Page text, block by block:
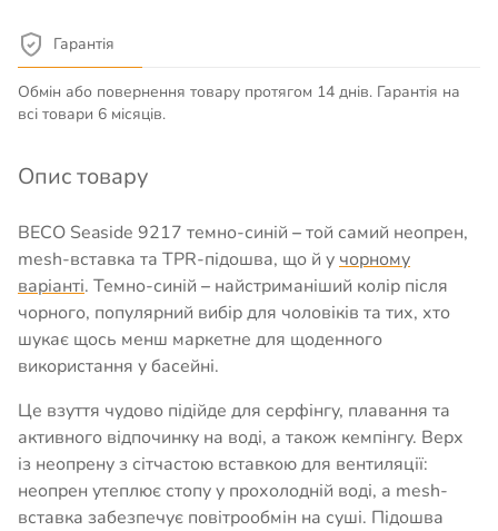
Гарантія
Обмін або повернення товару протягом 14 днів. Гарантія на
всі товари 6 місяців.
Опис товару
BECO Seaside 9217 темно-синій –той самий неопрен,
mesh-вставка та TPR-підошва, що й у чорному
варіанті. Темно-синій – найстриманіший колір після
чорного, популярний вибір для чоловіків та тих, хто
шукає щось менш маркетне для щоденного
використання у басейні.
Це взуття чудово підійде для серфінгу, плавання та
активного відпочинку на воді, а також кемпінгу. Верх
із неопрену з сітчастою вставкою для вентиляції:
неопрен утеплює стопу у прохолодній воді, а mesh-
вставка забезпечує повітрообмін на суші. Підошва